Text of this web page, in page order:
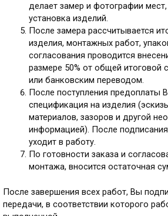
делает замер и фотографии мест,
установка изделий.
После замера рассчитывается
изделия, монтажных работ,
согласования проводится
размере 50% от общей итоговой
или банковским переводом.
После поступления предоплаты
спецификация на изделия
материалов, зазоров и другой
информацией). После
уходит в работу.
По готовности заказа и
монтажа, вносится остаточная
После завершения всех работ, Вы
передачи, в соответствии которого